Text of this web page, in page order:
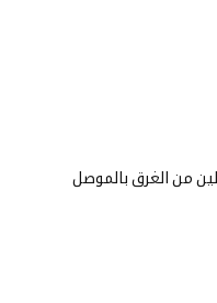
من الغرق بالموصل